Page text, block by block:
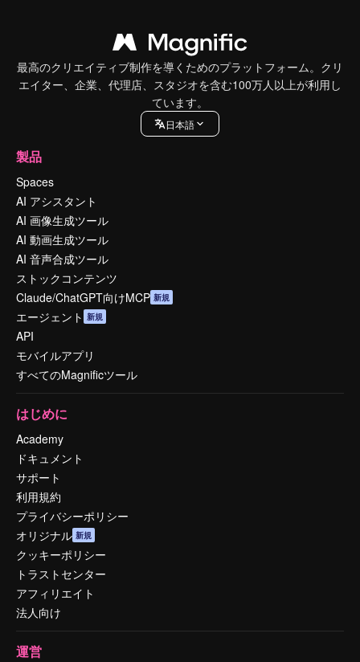
最高のクリエイティブ制作を導くためのプラットフォーム。クリ
エイター、企業、代理店、スタジオを含む100万人以上が利用し
ています。
日本語
製品
Spaces
AI アシスタント
AI 画像生成ツール
AI 動画生成ツール
AI 音声合成ツール
ストックコンテンツ
Claude/ChatGPT向けMCP 新規
エージェント 新規
API
モバイルアプリ
すべてのMagnificツール
はじめに
Academy
ドキュメント
サポート
利用規約
プライバシーポリシー
オリジナル 新規
クッキーポリシー
トラストセンター
アフィリエイト
法人向け
運営